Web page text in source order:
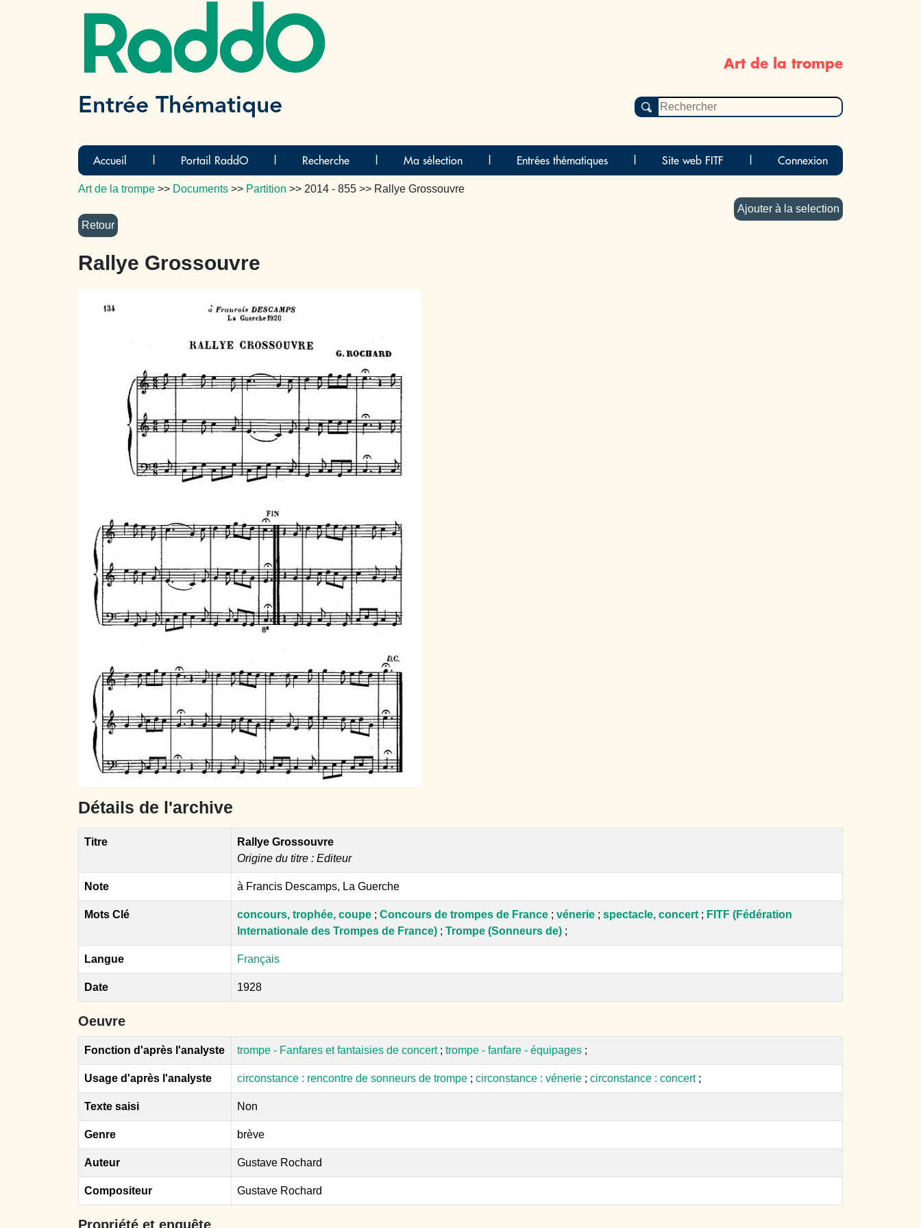
RaddO Art de la trompe
Entrée Thématique
Accueil Portail RaddO Recherche Ma sélection Entrées thématiques Site web FITF Connexion
Art de la trompe >> Documents >> Partition >> 2014 - 855 >> Rallye Grossouvre
Ajouter à la selection
Rallye Grossouvre
Détails de l'archive
Titre
Rallye Grossouvre
Origine du titre : Editeur
Note à Francis Descamps, La Guerche
Mots Clé concours, trophée, coupe ; Concours de trompes de France ; vénerie ; spectacle, concert ; FITF (Fédération
Internationale des Trompes de France) ; Trompe (Sonneurs de) ;
Langue Français
Date 1928
Oeuvre
Fonction d'après l'analyste trompe - Fanfares et fantaisies de concert ; trompe - fanfare - équipages ;
Usage d'après l'analyste circonstance : rencontre de sonneurs de trompe ; circonstance : vénerie ; circonstance : concert ;
Texte saisi Non
Genre brève
Auteur Gustave Rochard
Compositeur Gustave Rochard
Propriété et enquête